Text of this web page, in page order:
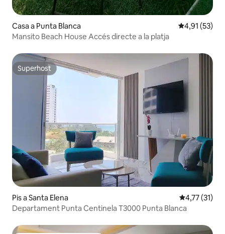
Casa a Punta Blanca 4,91 de
4,91 (53)
Mansito Beach House Accés directe a la platja
Superhost
Superhost
Pis a Santa Elena 4,77 de
4,77 (31)
Departament Punta Centinela T3000 Punta Blanca